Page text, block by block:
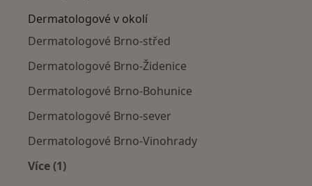
Dermatologové v okolí
Dermatologové Brno-střed
Dermatologové Brno-Židenice
Dermatologové Brno-Bohunice
Dermatologové Brno-sever
Dermatologové Brno-Vinohrady
Více (1)